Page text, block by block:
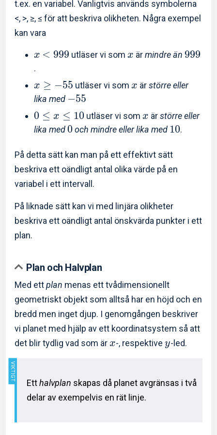
t.ex. en variabel. Vanligtvis används symbolerna
<, >, ≥, ≤ för att beskriva olikheten. Några exempel
kan vara
x < 999 utläser vi somx ärmindre än 999
.
x ≥ −55 utläser vi somx ärstörre eller
lika med −55
0 ≤ x ≤ 10 utläser vi somx ärstörre eller
lika med0och mindre eller lika med 10.
På detta sätt kan man på ett effektivt sätt
beskriva ett oändligt antal olika värde på en
variabel i ett intervall.
På liknade sätt kan vi med linjära olikheter
beskriva ett oändligt antal önskvärda punkter i ett
plan.
Plan och Halvplan
Med ettplan menas ett tvådimensionellt
geometriskt objekt som alltså har en höjd och en
bredd men inget djup. I genomgången beskriver
vi planet med hjälp av ett koordinatsystem så att
det blir tydlig vad som ärx-, respektive y-led.
Etthalvplan skapas då planet avgränsas i två
delar av exempelvis en rät linje.